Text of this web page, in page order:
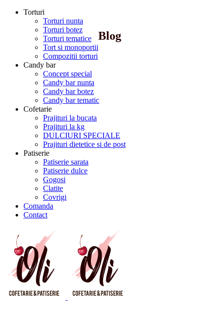
Torturi
Torturi nunta
Torturi botez
Torturi tematice
Tort si monoportii
Compozitii torturi
Candy bar
Concept special
Candy bar nunta
Candy bar botez
Candy bar tematic
Cofetarie
Prajituri la bucata
Prajituri la kg
DULCIURI SPECIALE
Prajituri dietetice si de post
Patiserie
Patiserie sarata
Patiserie dulce
Gogosi
Clatite
Covrigi
Comanda
Contact
Blog